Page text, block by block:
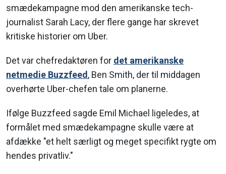
smædekampagne mod den amerikanske tech-
journalist Sarah Lacy, der flere gange har skrevet
kritiske historier om Uber.
Det var chefredaktøren for det amerikanske
netmedie Buzzfeed , Ben Smith, der til middagen
overhørte Uber-chefen tale om planerne.
Ifølge Buzzfeed sagde Emil Michael ligeledes, at
formålet med smædekampagne skulle være at
afdække "et helt særligt og meget specifikt rygte om
hendes privatliv."